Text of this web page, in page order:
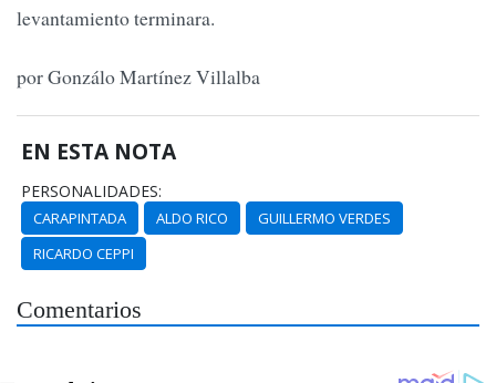
levantamiento terminara.
por Gonzálo Martínez Villalba
EN ESTA NOTA
PERSONALIDADES:
CARAPINTADA ALDO RICO
GUILLERMO VERDES
RICARDO CEPPI
Comentarios